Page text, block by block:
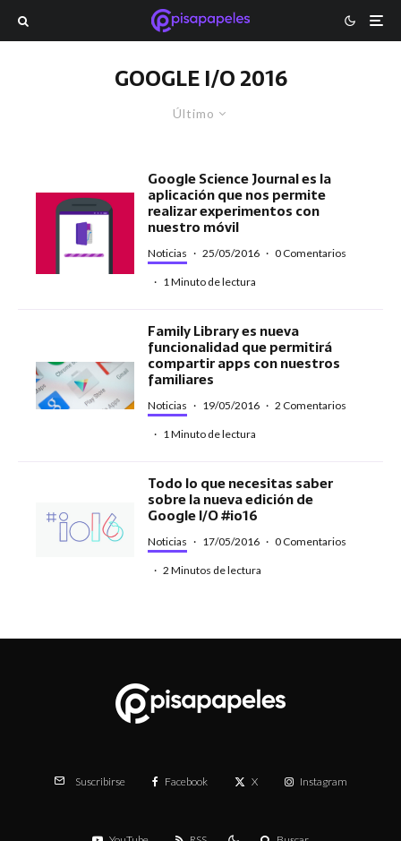
GOOGLE I/O 2016
Último
Google Science Journal es la
aplicación que nos permite
realizar experimentos con
nuestro móvil
Noticias · 25/05/2016 · 0 Comentarios
· 1 Minuto de lectura
Family Library es nueva
funcionalidad que permitirá
compartir apps con nuestros
familiares
Noticias · 19/05/2016 · 2 Comentarios
· 1 Minuto de lectura
Todo lo que necesitas saber
sobre la nueva edición de
Google I/O #io16
Noticias · 17/05/2016 · 0 Comentarios
· 2 Minutos de lectura
Suscribirse Facebook X Instagram